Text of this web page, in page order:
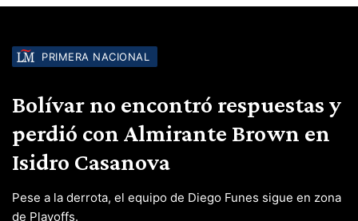
PRIMERA NACIONAL
Bolívar no encontró respuestas y
perdió con Almirante Brown en
Isidro Casanova
Pese a la derrota, el equipo de Diego Funes sigue en zona
de Playoffs.